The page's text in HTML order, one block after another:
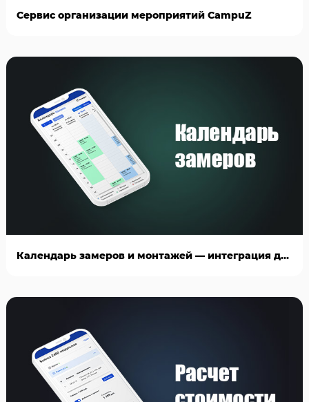
Сервис организации мероприятий CampuZ
Календарь замеров и монтажей — интеграция для AmoCRM